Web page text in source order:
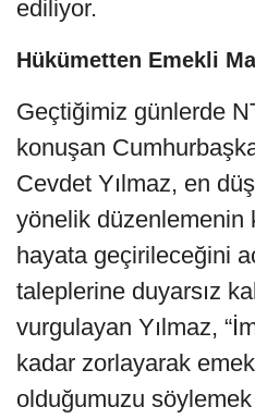
ediliyor.
Hükümetten Emekli
Geçtiğimiz günlerde
konuşan
Cevdet Yılmaz, en
yönelik düzenlemenin
hayata geçirileceğini
taleplerine duyarsız
vurgulayan Yılmaz,
kadar zorlayarak
olduğumuzu